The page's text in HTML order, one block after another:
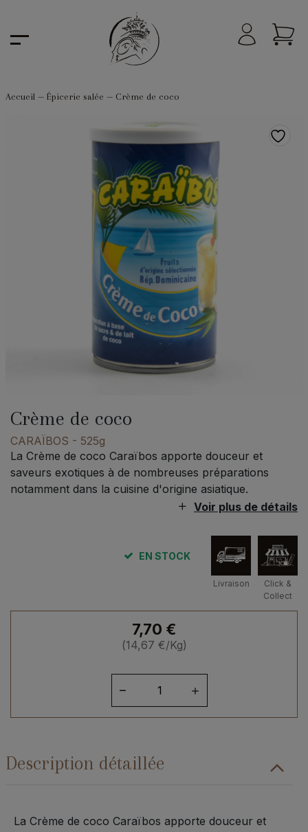
Accueil— Épicerie salée — Crème de coco
Crème de coco
CARAÏBOS - 525g
La Crème de coco Caraïbos apporte douceur et
saveurs exotiques à de nombreuses préparations
notamment dans la cuisine d'origine asiatique.
Voir plus de détails
EN STOCK
Livraison
Click &
Collect
7,70 €
(14,67 €/Kg)
Crème
Description détaillée
La Crème de coco Caraïbos apporte douceur et